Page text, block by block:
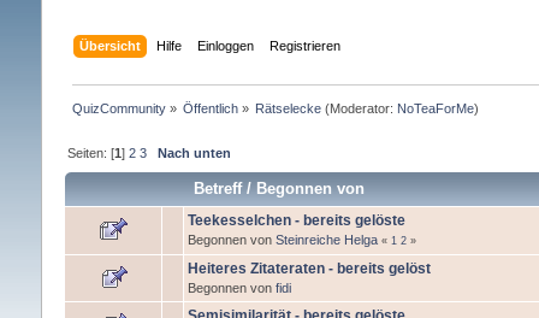
Übersicht Hilfe Einloggen Registrieren
QuizCommunity» Öffentlich » Rätselecke (Moderator: NoTeaForMe)
Seiten: [1] 2 3 Nach unten
Betreff/ Begonnen von
Teekesselchen - bereits gelöste
Begonnen von Steinreiche Helga « 1 2»
Heiteres Zitateraten - bereits gelöst
Begonnen von fidi